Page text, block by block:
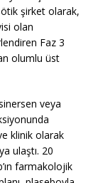
şirket olarak,
olan
Faz 3
olumlu üst
veya
klinik olarak
ulaştı. 20
farmakolojik